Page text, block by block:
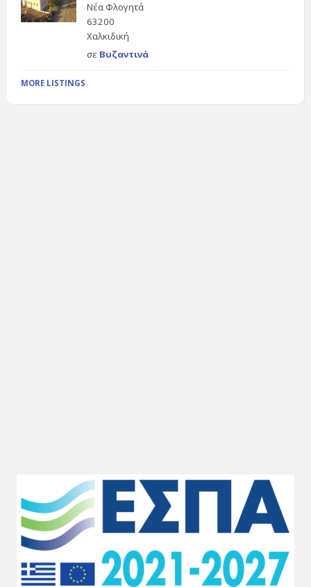
Νέα Φλογητά
63200
Χαλκιδική
σε Βυζαντινά
MORE LISTINGS